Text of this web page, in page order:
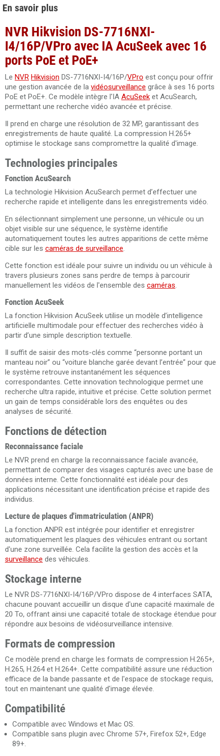
En savoir plus
NVR Hikvision DS-7716NXI-
I4/16P/VPro avec IA AcuSeek avec 16
ports PoE et PoE+
Le NVR Hikvision DS-7716NXI-I4/16P/VPro est conçu pour offrir
une gestion avancée de la vidéosurveillance grâce à ses 16 ports
PoE et PoE+. Ce modèle intègre l'IA AcuSeek et AcuSearch,
permettant une recherche vidéo avancée et précise.
Il prend en charge une résolution de 32 MP, garantissant des
enregistrements de haute qualité. La compression H.265+
optimise le stockage sans compromettre la qualité d'image.
Technologies principales
Fonction AcuSearch
La technologie Hikvision AcuSearch permet d’effectuer une
recherche rapide et intelligente dans les enregistrements vidéo.
En sélectionnant simplement une personne, un véhicule ou un
objet visible sur une séquence, le système identifie
automatiquement toutes les autres apparitions de cette même
cible sur les caméras de surveillance.
Cette fonction est idéale pour suivre un individu ou un véhicule à
travers plusieurs zones sans perdre de temps à parcourir
manuellement les vidéos de l'ensemble des caméras.
Fonction AcuSeek
La fonction Hikvision AcuSeek utilise un modèle d’intelligence
artificielle multimodale pour effectuer des recherches vidéo à
partir d’une simple description textuelle.
Il suffit de saisir des mots-clés comme “personne portant un
manteau noir” ou “voiture blanche garée devant l’entrée” pour que
le système retrouve instantanément les séquences
correspondantes. Cette innovation technologique permet une
recherche ultra rapide, intuitive et précise. Cette solution permet
un gain de temps considérable lors des enquêtes ou des
analyses de sécurité.
Fonctions de détection
Reconnaissance faciale
Le NVR prend en charge la reconnaissance faciale avancée,
permettant de comparer des visages capturés avec une base de
données interne. Cette fonctionnalité est idéale pour des
applications nécessitant une identification précise et rapide des
individus.
Lecture de plaques d'immatriculation (ANPR)
La fonction ANPR est intégrée pour identifier et enregistrer
automatiquement les plaques des véhicules entrant ou sortant
d'une zone surveillée. Cela facilite la gestion des accès et la
surveillance des véhicules.
Stockage interne
Le NVR DS-7716NXI-I4/16P/VPro dispose de 4 interfaces SATA,
chacune pouvant accueillir un disque d'une capacité maximale de
20 To, offrant ainsi une capacité totale de stockage étendue pour
répondre aux besoins de vidéosurveillance intensive.
Formats de compression
Ce modèle prend en charge les formats de compression H.265+,
H.265, H.264 et H.264+. Cette compatibilité assure une réduction
efficace de la bande passante et de l'espace de stockage requis,
tout en maintenant une qualité d'image élevée.
Compatibilité
Compatible avec Windows et Mac OS.
Compatible sans plugin avec Chrome 57+, Firefox 52+, Edge
89+.